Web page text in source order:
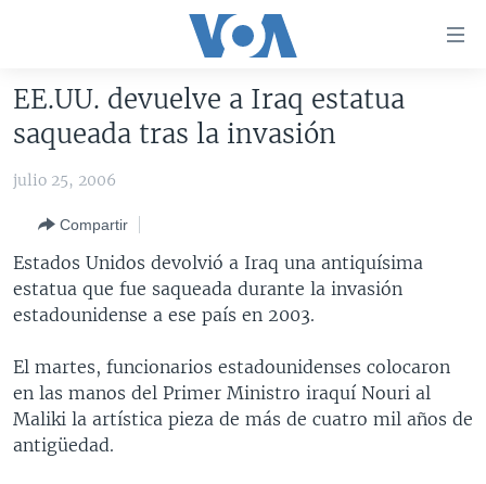
accesibilidad
contenido
principal
Salte
navegador
principal
Salte
búsqueda
AMÉRICA DEL NORTE
EEUU
MÉXICO
HAITÍ
ELECCIONES EEUU 2024
ELECCIONES EEUU
VOTO DIVIDIDO
VOA VERIFICA
VOA VERIFICA UCRANIA/RUSIA
VOA VERIFICA INMIGRACIÓN
VOA VERIFICA AMÉRICA LATINA
AMÉRICA LATINA
ARGENTINA
BOLIVIA
CHILE
PERÚ
CHINA EN AMÉRICA LATINA
CENTROAMÉRICA
EL SALVADOR
GUATEMALA
INMIGRACIÓN
LIBERTAD DE PRENSA
ESPECIALES DE LA VOA
LIBERTAD DE PRENSA
EE.UU. devuelve a Iraq estatua
saqueada tras la invasión
julio 25, 2006
Compartir
Estados Unidos devolvió a Iraq una antiquísima
estatua que fue saqueada durante la invasión
estadounidense a ese país en 2003.
El martes, funcionarios estadounidenses colocaron
en las manos del Primer Ministro iraquí Nouri al
Maliki la artística pieza de más de cuatro mil años de
antigüedad.